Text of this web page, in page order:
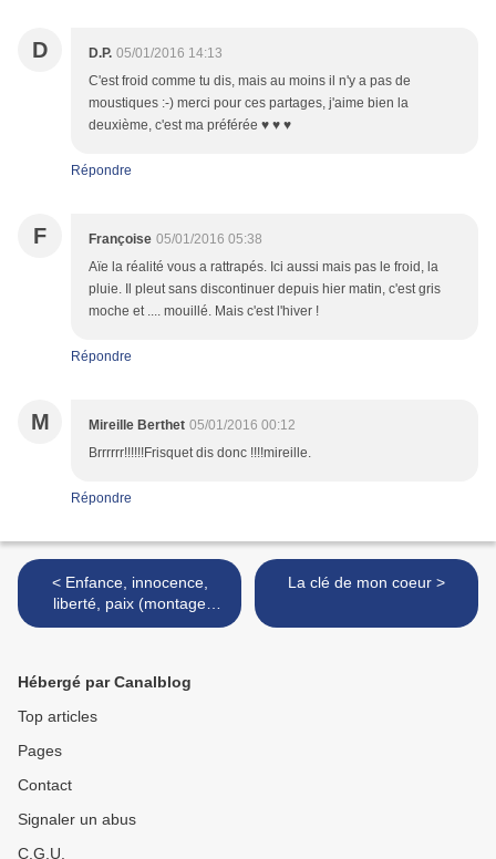
D D.P. 05/01/2016 14:13
C'est froid comme tu dis, mais au moins il n'y a pas de
moustiques :-) merci pour ces partages, j'aime bien la
deuxième, c'est ma préférée ♥ ♥ ♥
Répondre
F Françoise 05/01/2016 05:38
Aïe la réalité vous a rattrapés. Ici aussi mais pas le froid, la
pluie. Il pleut sans discontinuer depuis hier matin, c'est gris
moche et .... mouillé. Mais c'est l'hiver !
Répondre
M Mireille Berthet 05/01/2016 00:12
Brrrrrr!!!!!!Frisquet dis donc !!!!mireille.
Répondre
< Enfance, innocence,
liberté, paix (montage
graphique)
La clé de mon coeur >
Hébergé par Canalblog
Top articles
Pages
Contact
Signaler un abus
C.G.U.